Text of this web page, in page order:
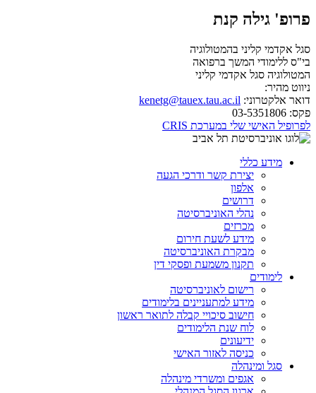
פרופ' גילה קנת
סגל אקדמי קליני בהמטולוגיה
בי"ס ללימודי המשך ברפואה
המטולוגיה סגל אקדמי קליני
ניווט מהיר:
דואר אלקטרוני: kenetg@tauex.tau.ac.il
פקס:
לפרופיל האישי שלי במערכת CRIS
מידע כללי
יצירת קשר ודרכי הגעה
אלפון
דרושים
נהלי האוניברסיטה
מכרזים
מידע לשעת חירום
מבקרת האוניברסיטה
תקנון משמעת ופסקי דין
לימודים
רישום לאוניברסיטה
מידע למתעניינים בלימודים
חישוב סיכויי קבלה לתואר ראשון
לוח שנת הלימודים
ידיעונים
כניסה לאזור האישי
סגל ומינהלה
אגפים ומשרדי מינהלה